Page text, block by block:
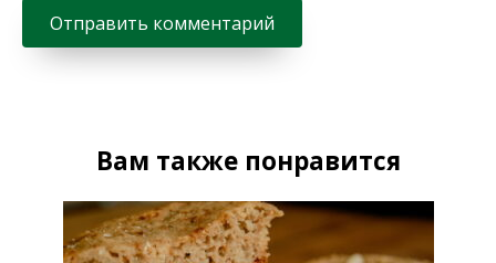
Вам также понравится